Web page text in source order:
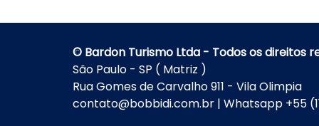
© Bardon Turismo Ltda - Todos os direitos
São Paulo - SP ( Matriz )
Rua Gomes de Carvalho 911 - Vila Olimpia
contato@bobbidi.com.br | Whatsapp +55